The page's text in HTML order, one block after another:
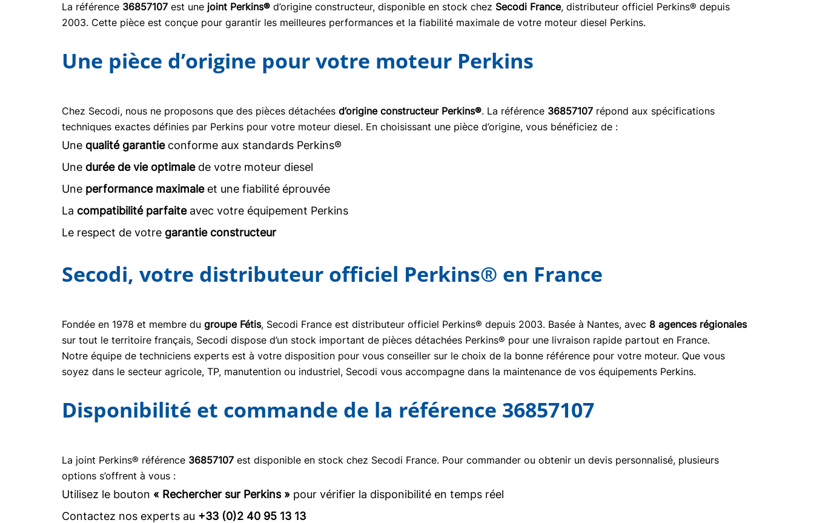
La référence 36857107 est une joint Perkins® d’origine constructeur, disponible en stock chez Secodi France, distributeur officiel Perkins® depuis
2003. Cette pièce est conçue pour garantir les meilleures performances et la fiabilité maximale de votre moteur diesel Perkins.
Une pièce d’origine pour votre moteur Perkins
Chez Secodi, nous ne proposons que des pièces détachées d’origine constructeur Perkins®. La référence 36857107 répond aux spécifications
techniques exactes définies par Perkins pour votre moteur diesel. En choisissant une pièce d’origine, vous bénéficiez de :
Une qualité garantieconforme aux standards Perkins®
Une durée de vie optimalede votre moteur diesel
Une performance maximaleet une fiabilité éprouvée
La compatibilité parfaiteavec votre équipement Perkins
Le respect de votre garantie constructeur
Secodi, votre distributeur officiel Perkins® en France
Fondée en 1978 et membre du groupe Fétis, Secodi France est distributeur officiel Perkins® depuis 2003. Basée à Nantes, avec 8 agences régionales
sur tout le territoire français, Secodi dispose d’un stock important de pièces détachées Perkins® pour une livraison rapide partout en France.
Notre équipe de techniciens experts est à votre disposition pour vous conseiller sur le choix de la bonne référence pour votre moteur. Que vous
soyez dans le secteur agricole, TP, manutention ou industriel, Secodi vous accompagne dans la maintenance de vos équipements Perkins.
Disponibilité et commande de la référence 36857107
La joint Perkins® référence 36857107 est disponible en stock chez Secodi France. Pour commander ou obtenir un devis personnalisé, plusieurs
options s’offrent à vous :
Utilisez le bouton « Rechercher sur Perkins » pour vérifier la disponibilité en temps réel
Contactez nos experts au +33 (0)2 40 95 13 13